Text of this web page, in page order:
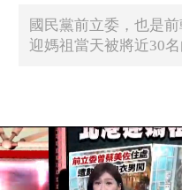
國民黨前立委，也是
迎媽祖當天被將近30